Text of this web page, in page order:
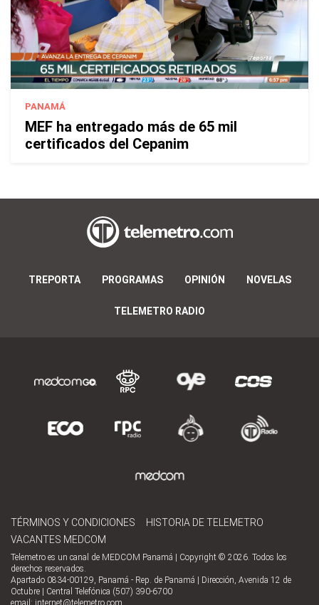
PANAMÁ
MEF ha entregado más de 65 mil
certificados del Cepanim
TREPORTA PROGRAMAS OPINIÓN NOVELAS
TELEMETRO RADIO
TÉRMINOS Y CONDICIONES
HISTORIA DE TELEMETRO
VACANTES MEDCOM
Telemetro es un canal de MEDCOM Panamá | Copyright © 2026. Todos los
derechos reservados.
Apartado 0834-00129, Panamá - Rep. de Panamá | Dirección, Avenida 12 de
Octubre | Central Telefónica (507) 390-6700
email: internet@telemetro.com